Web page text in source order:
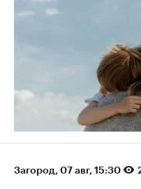
Загород 07 авг, 15:30